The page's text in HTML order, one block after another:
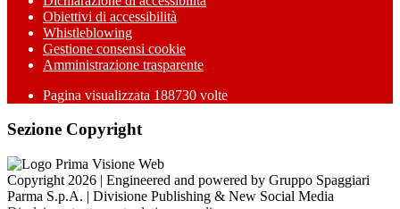
Obiettivi di accessibilità
Whistleblowing
Gestione consensi cookie
Amministrazione trasparente
Pagina visualizzata 188730 volte
Sezione Copyright
Copyright 2026 | Engineered and powered by Gruppo Spaggiari
Parma S.p.A. | Divisione Publishing & New Social Media